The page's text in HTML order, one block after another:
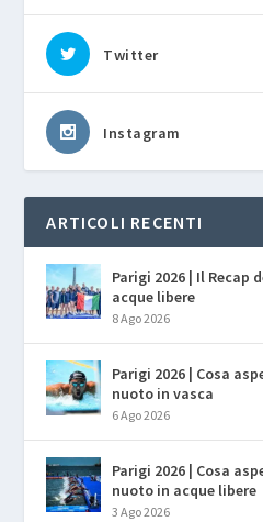
Twitter
Instagram
ARTICOLI RECENTI
Parigi 2026 | Il Recap
acque libere
8 Ago 2026
Parigi 2026 | Cosa
nuoto in vasca
6 Ago 2026
Parigi 2026 | Cosa
nuoto in acque libere
3 Ago 2026